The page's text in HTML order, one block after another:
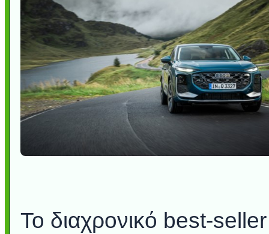
To διαχρονικό best-seller